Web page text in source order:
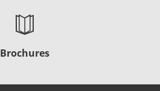
Brochures